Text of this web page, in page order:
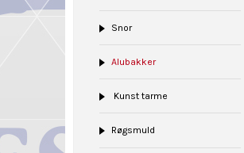
Snor
Alubakker
Kunst tarme
Røgsmuld